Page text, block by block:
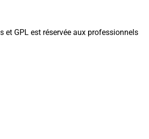
et GPL est réservée aux professionnels